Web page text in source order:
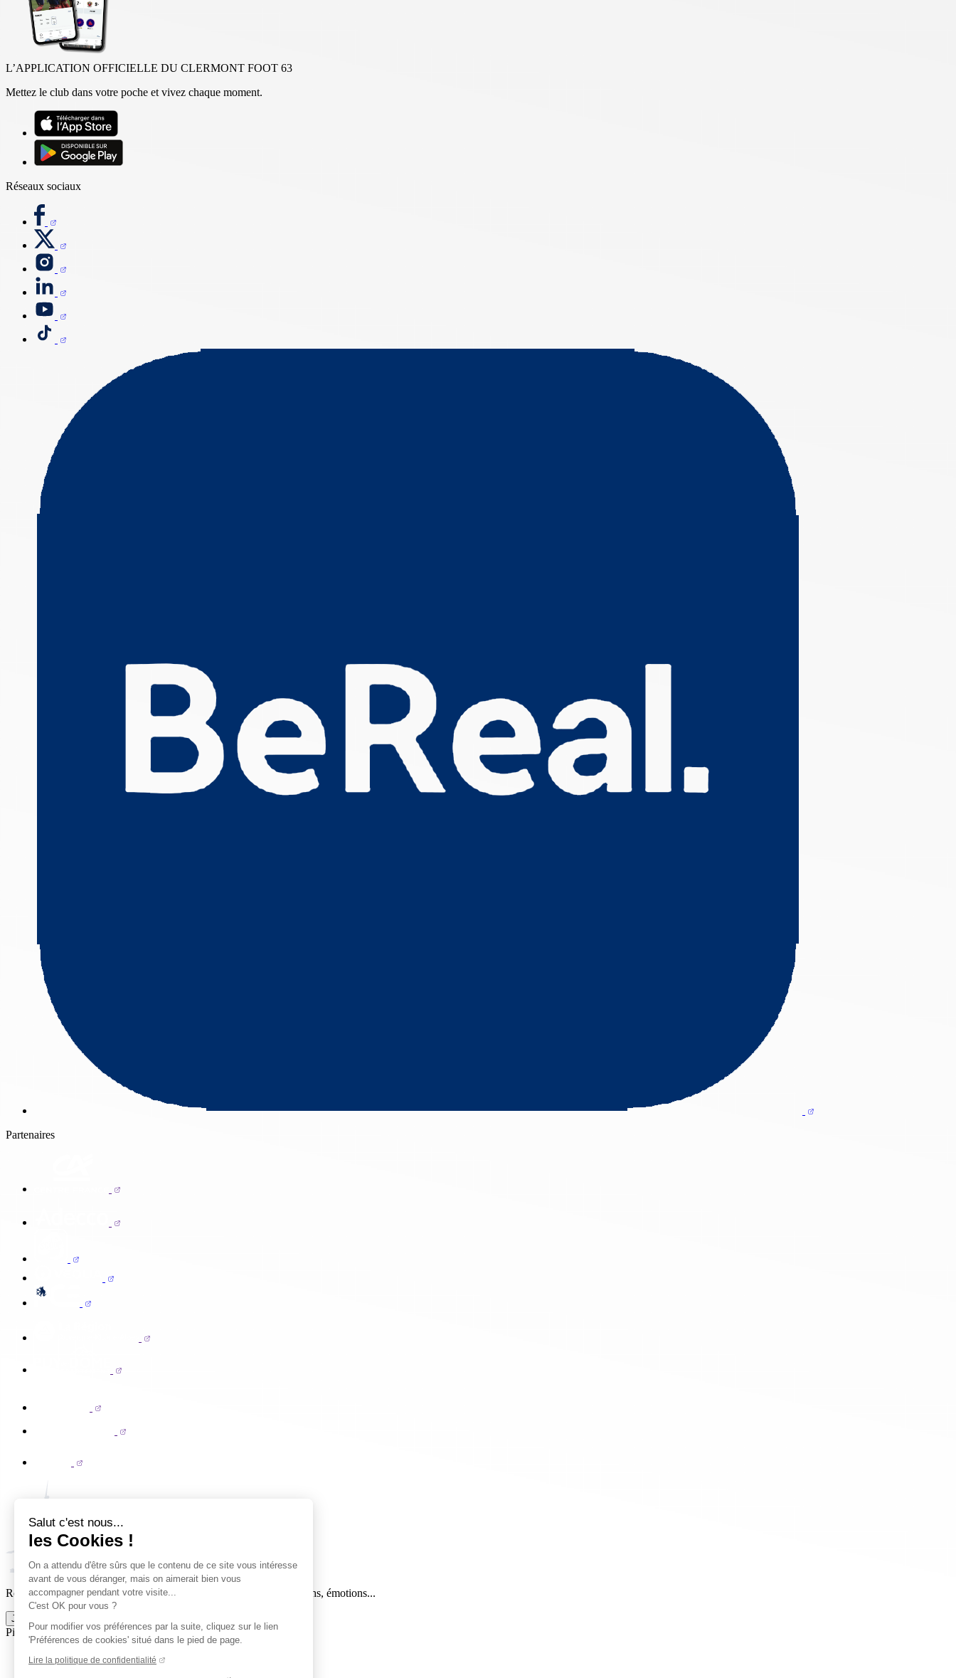
Salut c'est nous...
les Cookies !
On a attendu d'être sûrs que le contenu de ce site vous intéresse
avant de vous déranger, mais on aimerait bien vous
accompagner pendant votre visite...
C'est OK pour vous ?
Pour modifier vos préférences par la suite, cliquez sur le lien
'Préférences de cookies' situé dans le pied de page.
Lire la politique de confidentialité
L’APPLICATION OFFICIELLE DU CLERMONT FOOT 63
Mettez le club dans votre poche et vivez chaque moment.
Réseaux sociaux
Partenaires
Reçois par email ta dose officielle de Clermont Foot 63 : actus, matchs, émotions...
Je m'inscris à la newsletter
Pied de page (liens légaux)
© 2026 Clermont Foot 63